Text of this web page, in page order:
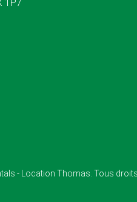
1P7
- Location Thomas. Tous